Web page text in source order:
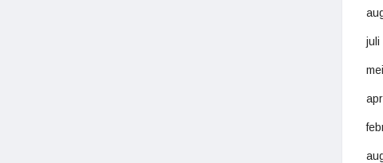
juli